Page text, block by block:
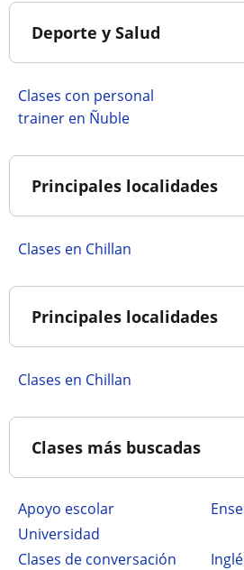
Deporte y Salud
Clases con personal
trainer en Ñuble
Principales localidades
Clases en Chillan
Principales localidades
Clases en Chillan
Clases más buscadas
Apoyo escolar
Universidad
Clases de conversación